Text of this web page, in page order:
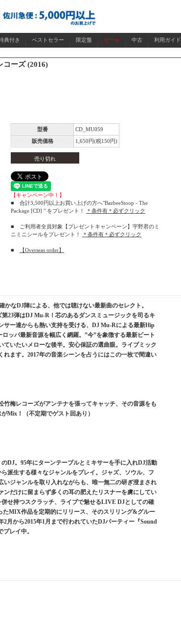
典付き ベストセラー 限定盤 セール 中古 利用ガイド
ーズ (2016)
型番
CD_MU059
販売価格
1,650円(税150円)
売り切れ
【キャンペーン中！】
■ 合計3,500円以上お買い上げの方へ"BazbeeStoop - The
Package [CD] " をプレゼント！
＊条件有＊必ずクリック
■ ご利用者全員対象【プレゼントキャンペーン】宇野君のミ
ニミニシールをプレゼント！
＊条件有＊必ずクリック
■ 【Overseas order】
なDJ陣による、他では聴けない最新曲のセレクト。
23弾はDJ Mu-R！芯のあるダンスミュージックを司るキ
サー達からも熱い支持を受ける、DJ Mu-Rによる最新Hip
ッパ最新音源を幅広く網羅。”今”を象徴する最新ビート
いたいメローな後半。安心保証の選曲眼。ライブミック
ます。2017年の音楽シーンを占うにはこの一枚で間違い
梅レコーズがアンテナを張ってキャッチ、その音源をも
Mix！（不定期でゲスト回あり）
DJ。95年にターンテーブルとミキサーを手に入れDJ活動
派生する様々なジャンルをプレイ。ジャズ、ソウル、フ
ジャンルを取り入れながらも、唯一無二の研ぎ澄まされ
だけに留まらず多くの耳の肥えたリスナーを虜にしてい
せ持つスクラッチ、ライブで魅せるLIVE DJとしての確
MIX作品を定期的にリリース、そのスリリング&グルー
月から2015年1月まで行われていたDJパーティー『Sound
レイ中。